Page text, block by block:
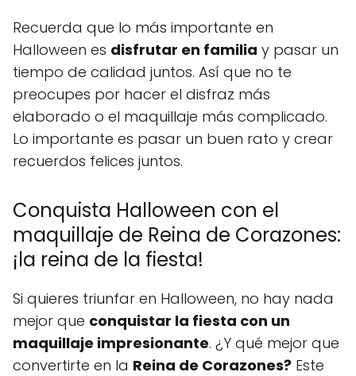
Recuerda que lo más importante en
Halloween es disfrutar en familia y pasar un
tiempo de calidad juntos. Así que no te
preocupes por hacer el disfraz más
elaborado o el maquillaje más complicado.
Lo importante es pasar un buen rato y crear
recuerdos felices juntos.
Conquista Halloween con el
maquillaje de Reina de Corazones:
¡la reina de la fiesta!
Si quieres triunfar en Halloween, no hay nada
mejor que conquistar la fiesta con un
maquillaje impresionante. ¿Y qué mejor que
convertirte en la Reina de Corazones? Este